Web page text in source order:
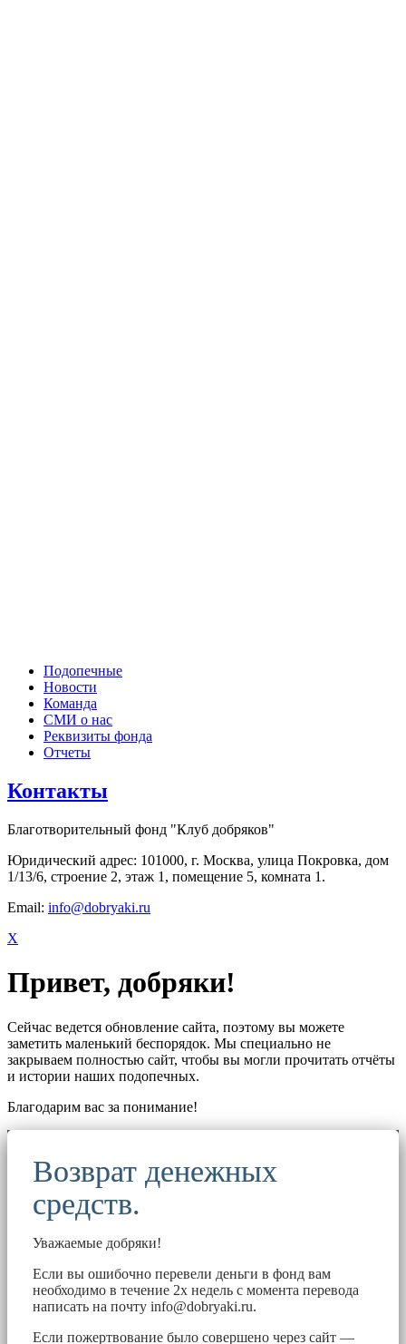
Подопечные
Новости
Команда
СМИ о нас
Реквизиты фонда
Отчеты
Контакты
Благотворительный фонд "Клуб добряков"
Юридический адрес: 101000, г. Москва, улица Покровка, дом
1/13/6, строение 2, этаж 1, помещение 5, комната 1.
Email: info@dobryaki.ru
X
Привет, добряки!
Сейчас ведется обновление сайта, поэтому вы можете
заметить маленький беспорядок. Мы специально не
закрываем полностью сайт, чтобы вы могли прочитать отчёты
и истории наших подопечных.
Благодарим вас за понимание!
Возврат денежных
средств.
Уважаемые добряки!
Если вы ошибочно перевели деньги в фонд вам
необходимо в течение 2х недель с момента перевода
написать на почту info@dobryaki.ru.
Если пожертвование было совершено через сайт —